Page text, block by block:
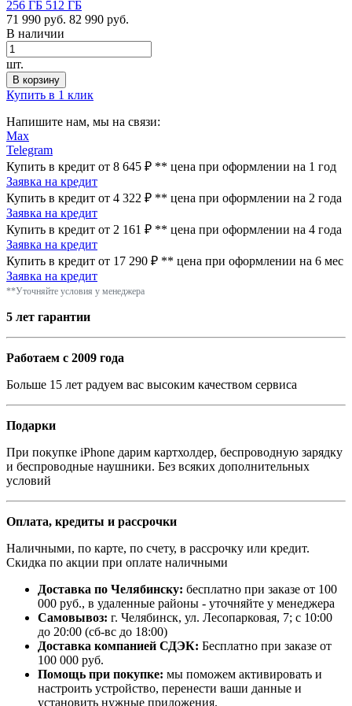
256 ГБ 512 ГБ
71 990 руб. 82 990 руб.
В наличии
шт.
В корзину
Купить в 1 клик
Напишите нам, мы на связи:
Max
Telegram
Купить в кредит от 8 645 ₽ ** цена при оформлении на 1 год
Заявка на кредит
Купить в кредит от 4 322 ₽ ** цена при оформлении на 2 года
Заявка на кредит
Купить в кредит от 2 161 ₽ ** цена при оформлении на 4 года
Заявка на кредит
Купить в кредит от 17 290 ₽ ** цена при оформлении на 6 мес
Заявка на кредит
**Уточняйте условия у менеджера
5 лет гарантии
Работаем с 2009 года
Больше 15 лет радуем вас высоким качеством сервиса
Подарки
При покупке iPhone дарим картхолдер, беспроводную зарядку
и беспроводные наушники. Без всяких дополнительных
условий
Оплата, кредиты и рассрочки
Наличными, по карте, по счету, в рассрочку или кредит.
Скидка по акции при оплате наличными
Доставка по Челябинску: бесплатно при заказе от 100
000 руб., в удаленные районы - уточняйте у менеджера
Самовывоз: г. Челябинск, ул. Лесопарковая, 7; с 10:00
до 20:00 (сб-вс до 18:00)
Доставка компанией СДЭК: Бесплатно при заказе от
100 000 руб.
Помощь при покупке: мы поможем активировать и
настроить устройство, перенести ваши данные и
установить нужные приложения.